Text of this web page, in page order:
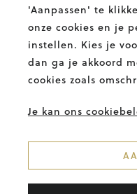
'Aanpassen' te
onze cookies en je
instellen. Kies je
dan ga je akkoord
cookies zoals
Je kan ons